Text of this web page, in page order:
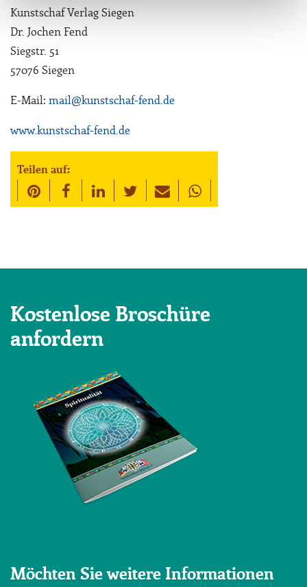
Kunstschaf Verlag Siegen
Dr. Jochen Fend
Siegstr. 51
57076 Siegen
E-Mail: mail@kunstschaf-fend.de
www.kunstschaf-fend.de
Teilen auf:
Kostenlose Broschüre
anfordern
Möchten Sie weitere Informationen